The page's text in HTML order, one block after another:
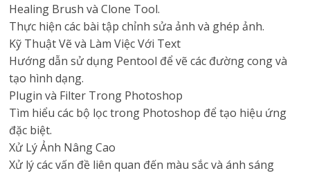
Healing Brush và Clone Tool.
Thực hiện các bài tập chỉnh sửa ảnh và ghép ảnh.
Kỹ Thuật Vẽ và Làm Việc Với Text
Hướng dẫn sử dụng Pentool để vẽ các đường cong và
tạo hình dạng.
Plugin và Filter Trong Photoshop
Tìm hiểu các bộ lọc trong Photoshop để tạo hiệu ứng
đặc biệt.
Xử Lý Ảnh Nâng Cao
Xử lý các vấn đề liên quan đến màu sắc và ánh sáng